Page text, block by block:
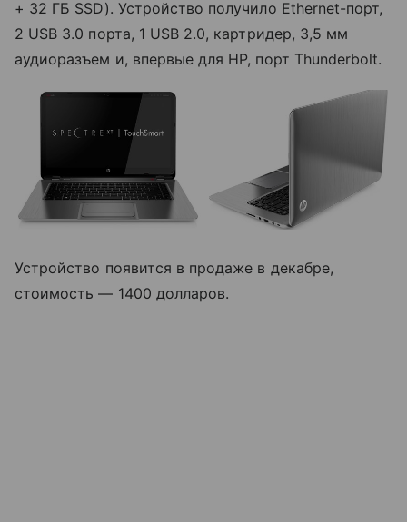
+ 32 ГБ SSD). Устройство получило Ethernet-порт,
2 USB 3.0 порта, 1 USB 2.0, картридер, 3,5 мм
аудиоразъем и, впервые для HP, порт Thunderbolt.
Устройство появится в продаже в декабре,
стоимость — 1400 долларов.